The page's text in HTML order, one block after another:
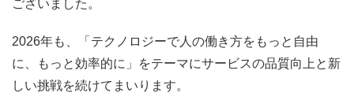
ございました。
2026年も、「テクノロジーで人の働き方をもっと自由
に、もっと効率的に」をテーマにサービスの品質向上と新
しい挑戦を続けてまいります。